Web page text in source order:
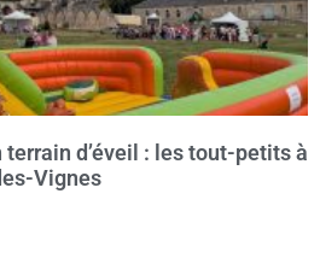
terrain d’éveil : les tout-petits à
Vignes